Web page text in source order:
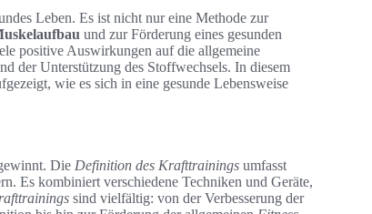
Leben. Es ist nicht nur eine Methode zur
und zur Förderung eines gesunden
positive Auswirkungen auf die allgemeine
der Unterstützung des Stoffwechsels. In diesem
wie es sich in eine gesunde Lebensweise
Die Definition des Krafttrainings umfasst
Es kombiniert verschiedene Techniken und Geräte,
sind vielfältig: von der Verbesserung der